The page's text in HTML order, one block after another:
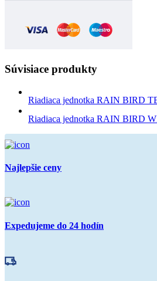
Súvisiace produkty
Riadiaca jednotka RAIN BIRD
Riadiaca jednotka RAIN BIRD
Najlepšie ceny
Expedujeme do 24 hodín